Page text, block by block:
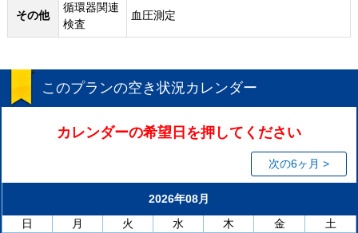
その他
循環器関連
検査
血圧測定
このプランの空き状況カレンダー
カレンダーの希望日を押してください
次の6ヶ月 >
2026年08月
日
月 火 水 木 金
土